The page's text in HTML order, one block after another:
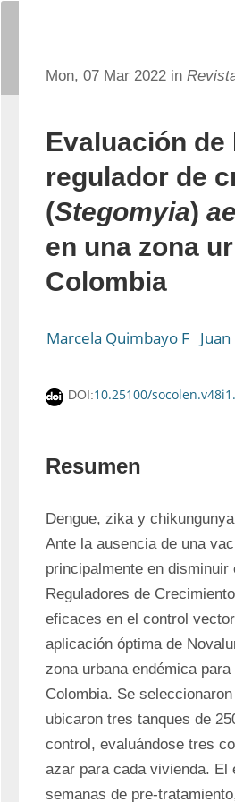
Mon, 07 Mar 2022 in
Evaluación de
regulador de
(Stegomyia)
en una zona
Colombia
Marcela Quimbayo F
DOI:10.25100/
Resumen
Dengue, zika y
Ante la ausencia de una
principalmente en
Reguladores de
eficaces en el control
aplicación óptima de
zona urbana endémica
Colombia. Se
ubicaron tres tanques de
control, evaluándose tres
azar para cada vivienda. El
semanas de pre-